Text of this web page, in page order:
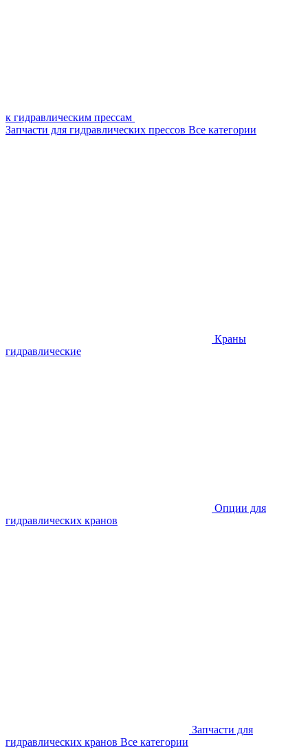
к гидравлическим прессам
Запчасти для гидравлических прессов Все категории
Краны
гидравлические
Опции для
гидравлических кранов
Запчасти для
гидравлических кранов Все категории